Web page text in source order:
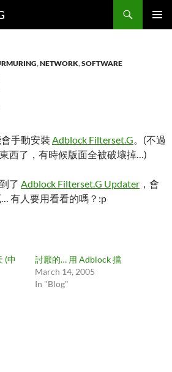
,NETWORK,SOFTWARE
手動安裝 Adblock Filterset.G。(不過
西了，有時候版面全被破壞掉…)
了 Adblock Filterset.G Updater ，會
有人要用看看的嗎？:p
(中
討厭的… 用 Adblock 擋
March 14, 2005
In "Blog"